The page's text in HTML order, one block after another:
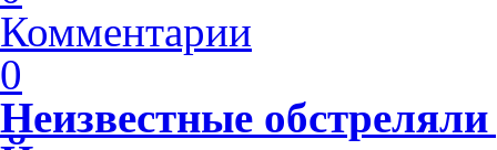
Комментарии
0
Неизвестные